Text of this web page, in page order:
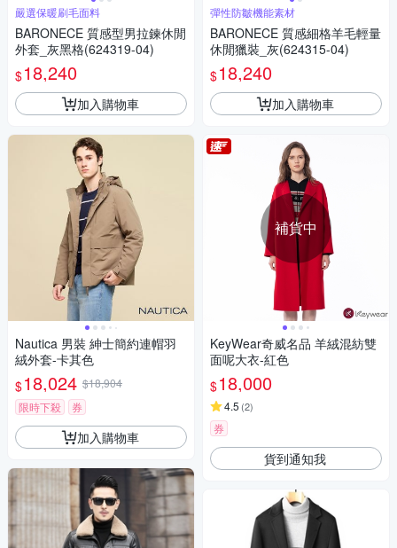
嚴選保暖刷毛面料
BARONECE 質感型男拉鍊休閒
外套_灰黑格(624319-04)
$18,240
加入購物車
Nautica 男裝 紳士簡約連帽羽
絨外套-卡其色
$18,024 $18,904
限時下殺
券
加入購物車
彈性防皺機能素材
BARONECE 質感細格羊毛輕量
休閒獵裝_灰(624315-04)
$18,240
加入購物車
補貨中
KeyWear奇威名品 羊絨混紡雙
面呢大衣-紅色
$18,000
4.5 (2)
券
貨到通知我